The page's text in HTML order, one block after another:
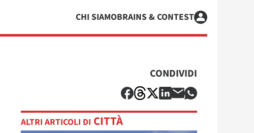
CHI SIAMOBRAINS & CONTEST
CONDIVIDI
ALTRI ARTICOLI DI CITTÀ